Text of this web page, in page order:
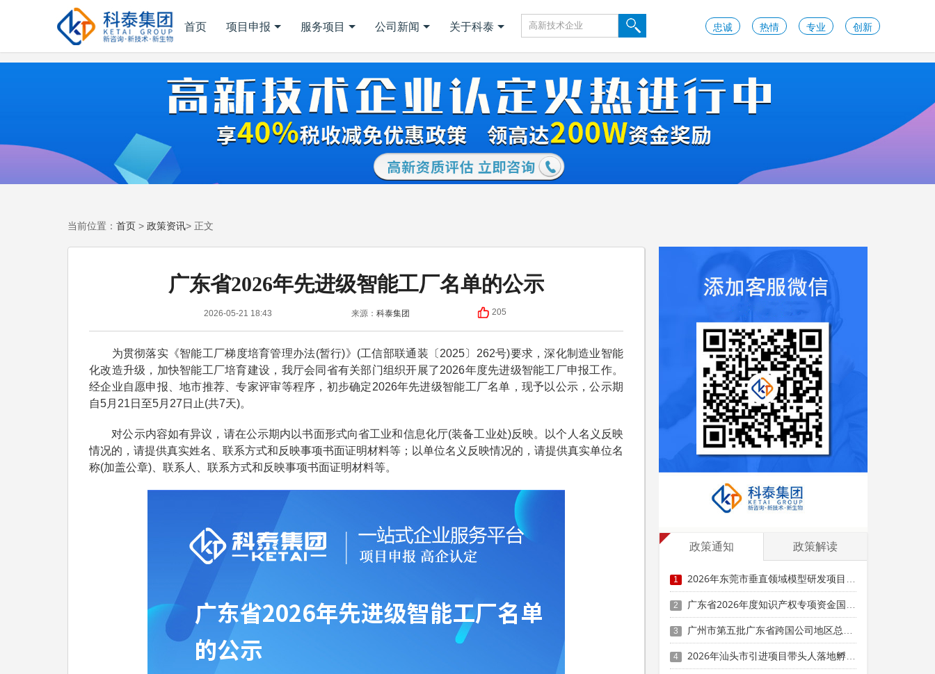
首页 项目申报 服务项目 公司新闻 关于科泰 忠诚 热情 专业 创新
当前位置： 首页 > 政策资讯> 正文
广东省2026年先进级智能工厂名单的公示
2026-05-21 18:43 来源： 科泰集团 205
为贯彻落实《智能工厂梯度培育管理办法(暂行)》(工信部联通装〔2025〕262号)要求，深化制造业智能
化改造升级，加快智能工厂培育建设，我厅会同省有关部门组织开展了2026年度先进级智能工厂申报工作。
经企业自愿申报、地市推荐、专家评审等程序，初步确定2026年先进级智能工厂名单，现予以公示，公示期
自5月21日至5月27日止(共7天)。
对公示内容如有异议，请在公示期内以书面形式向省工业和信息化厅(装备工业处)反映。以个人名义反映
情况的，请提供真实姓名、联系方式和反映事项书面证明材料等；以单位名义反映情况的，请提供真实单位名
称(加盖公章)、联系人、联系方式和反映事项书面证明材料等。
政策通知 政策解读
1 2026年东莞市垂直领域模型研发项目申报时间、条件要求、资助奖励
2 广东省2026年度知识产权专项资金国际人才交流项目申报时间、条件要求
3 广州市第五批广东省跨国公司地区总部申报时间、条件要求
4 2026年汕头市引进项目带头人落地孵化精细化工企业专项资金申报时间、条件要求、资助奖励